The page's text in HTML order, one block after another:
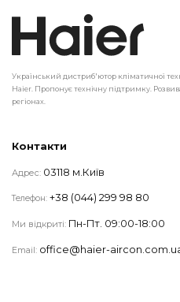
Український дистриб'ютор кліматичної
Haier. Пропонує технічну підтримку.
регіонах.
Контакти
Адрес: 03118 м.Київ
Телефон: +38 (044) 299 98 80
Ми відкриті: Пн-Пт. 09:00-18:00
Email: office@haier-